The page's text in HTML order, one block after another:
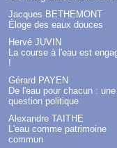
Jacques BETHEMONT
Éloge des eaux douces
Hervé JUVIN
La course à l'eau est
!
Gérard PAYEN
De l'eau pour chacun : une
question politique
Alexandre TAITHE
L'eau comme patrimoine
commun